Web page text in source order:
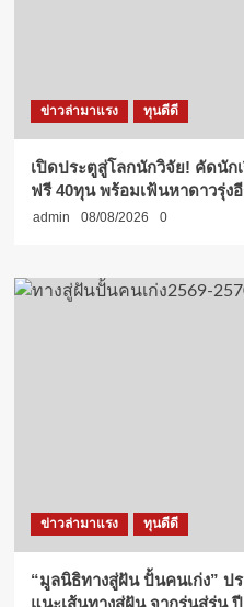
ข่าวล่ามาแรง ทุนดีดี
เปิดประตูสู่โลกนักวิจัย! คัดนัก
ฟรี 40ทุน พร้อมเฟ้นหาดาวรุ่ง
admin 08/08/2026 0
ข่าวล่ามาแรง ทุนดีดี
“มูลนิธิทางสู่ฝัน ปั้นคนเก่ง” ป
แนะเส้นทางสู่ฝัน จากรุ่นสู่รุ่น ปี